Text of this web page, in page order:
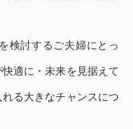
検討するご夫婦にとっ
適に・未来を見据えて
る大きなチャンスにつ